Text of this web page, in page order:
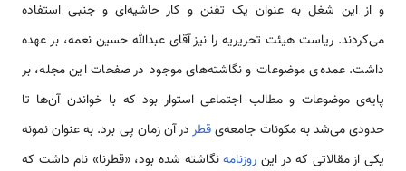
و از این شغل به عنوان یک تفنن و کار حاشیه‌ای و جنبی استفاده
می‌كردند. ریاست هیئت تحریریه را نیز آقای عبدالله حسین نعمه، بر عهده
داشت. عمده‌ی موضوعات و نگاشته‌های موجود در صفحات این مجله، بر
پایه‌ی موضوعات و مطالب اجتماعی استوار بود که با خواندن آن‌ها تا
حدودی می‌شد به مکونات جامعه‌یقطردر آن زمان پی برد. به عنوان نمونه
یکی از مقالاتی که در این روزنامهنگاشته شده بود، «قطرنا» نام داشت که